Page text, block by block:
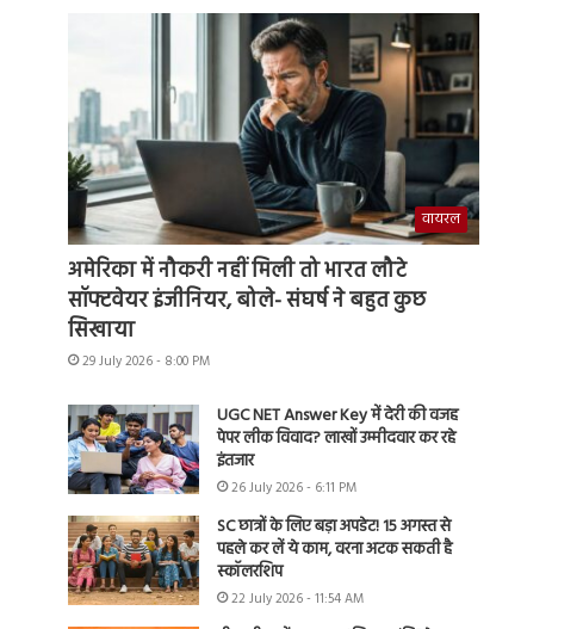
वायरल
अमेरिका में नौकरी नहीं मिली तो भारत लौटे
सॉफ्टवेयर इंजीनियर, बोले- संघर्ष ने बहुत कुछ
सिखाया
29 July 2026 - 8:00 PM
UGC NET Answer Key में देरी की वजह
पेपर लीक विवाद? लाखों उम्मीदवार कर रहे
इंतजार
26 July 2026 - 6:11 PM
SC छात्रों के लिए बड़ा अपडेट! 15 अगस्त से
पहले कर लें ये काम, वरना अटक सकती है
स्कॉलरशिप
22 July 2026 - 11:54 AM